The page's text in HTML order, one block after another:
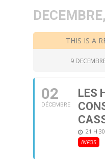
THIS IS A
9
02
DÉCEMBRE
LES
21 H 30
INFOS